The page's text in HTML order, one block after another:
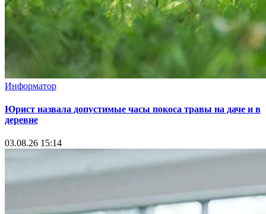
Информатор
Юрист назвала допустимые часы покоса травы на даче и в
деревне
03.08.26 15:14